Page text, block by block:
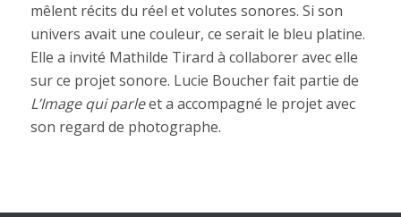
mêlent récits du réel et volutes sonores. Si son
univers avait une couleur, ce serait le bleu platine.
Elle a invité Mathilde Tirard à collaborer avec elle
sur ce projet sonore. Lucie Boucher fait partie de
L’Image qui parleeta accompagné le projet avec
son regard de photographe.